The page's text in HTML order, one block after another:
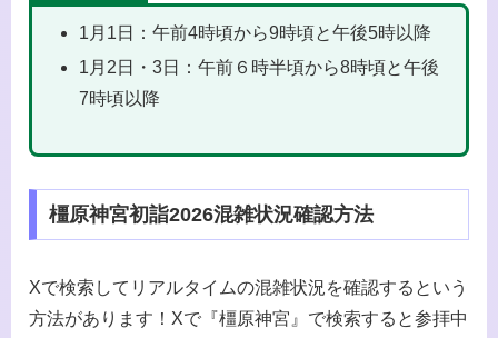
1月1日：午前4時頃から9時頃と午後5時以降
1月2日・3日：午前６時半頃から8時頃と午後
7時頃以降
橿原神宮初詣2026混雑状況確認方法
Xで検索してリアルタイムの混雑状況を確認するという
方法があります！Xで『橿原神宮』で検索すると参拝中